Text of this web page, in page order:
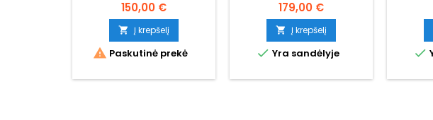
Cybergun 180531.
150,00 €
 Į krepšelį
 Paskutinė prekė
varomas žaliomis dujomis.
Taivane pagaminta vieno
ikoniškiausių visų laikų
pistoletų kopija, visiškai
metalinė, sunki ir tvirta.
179,00 €
 Į krepšelį
 Yra sandėlyje
pilno
